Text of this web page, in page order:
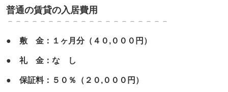
普通の賃貸の入居費用
－－－－－－－－－－－－－ －－－－－－－
● 敷 金：１ヶ月分（４０,０００円）
● 礼 金：な し
● 保証料：５０％（２０,０００円）